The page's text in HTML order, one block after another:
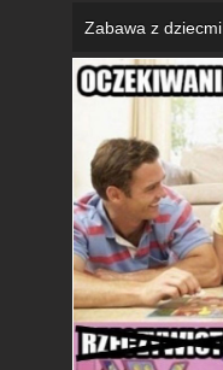
Zabawa z dziecmi